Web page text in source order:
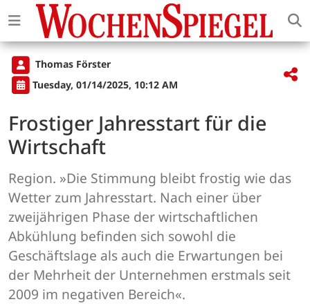
Thomas Förster
Tuesday, 01/14/2025, 10:12 AM
Frostiger Jahresstart für die
Wirtschaft
Region. »Die Stimmung bleibt frostig wie das
Wetter zum Jahresstart. Nach einer über
zweijährigen Phase der wirtschaftlichen
Abkühlung befinden sich sowohl die
Geschäftslage als auch die Erwartungen bei
der Mehrheit der Unternehmen erstmals seit
2009 im negativen Bereich«.